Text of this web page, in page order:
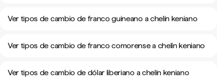
Ver tipos de cambio de franco guineano a chelín keniano
Ver tipos de cambio de franco comorense a chelín keniano
Ver tipos de cambio de dólar liberiano a chelín keniano